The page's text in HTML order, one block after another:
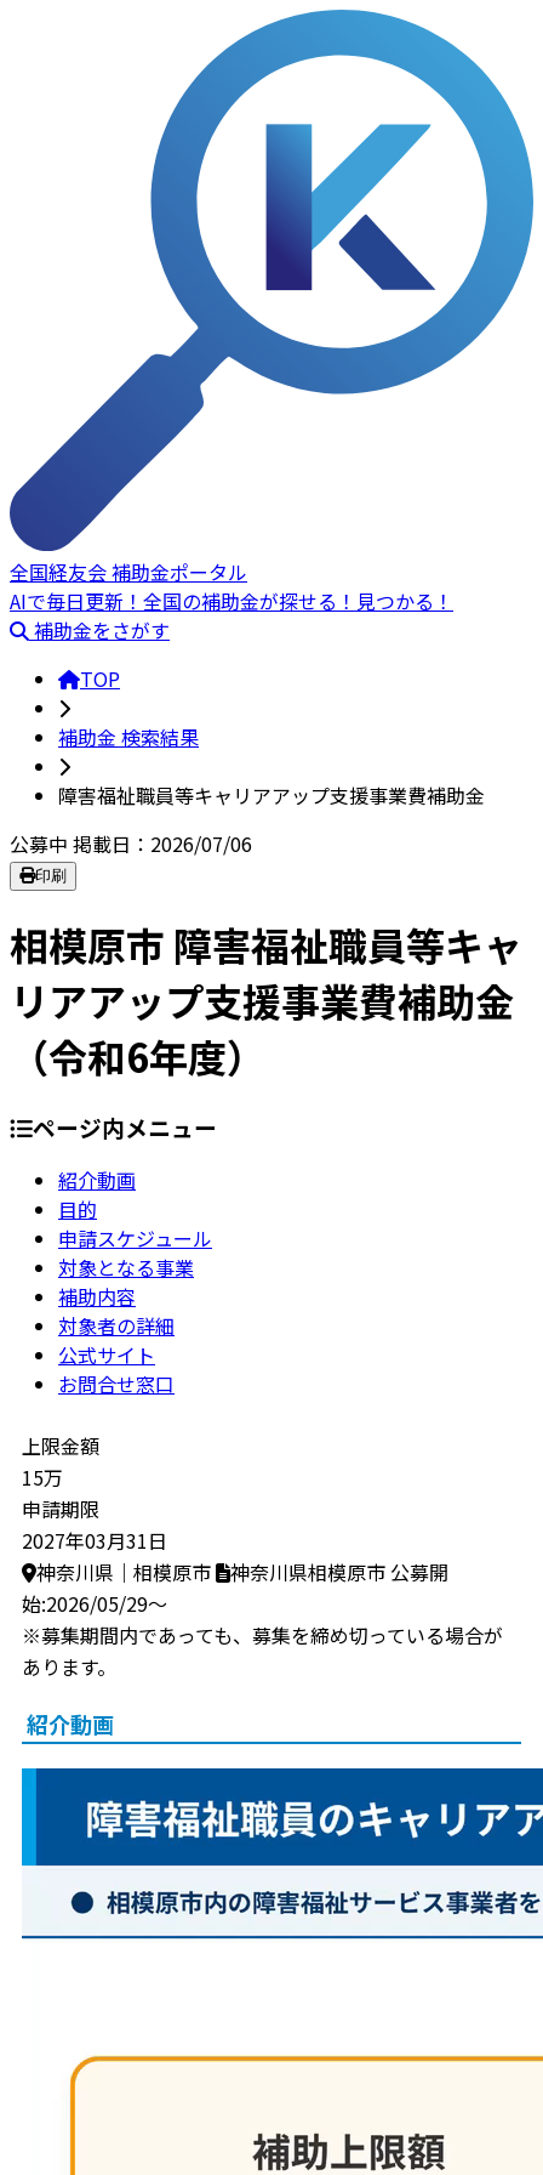
全国経友会 補助金ポータル
AIで毎日更新！全国の補助金が探せる！見つかる！
補助金をさがす
TOP
補助金 検索結果
障害福祉職員等キャリアアップ支援事業費補助金
公募中 掲載日：2026/07/06
印刷
相模原市 障害福祉職員等キャ
リアアップ支援事業費補助金
（令和6年度）
ページ内メニュー
紹介動画
目的
申請スケジュール
対象となる事業
補助内容
対象者の詳細
公式サイト
お問合せ窓口
上限金額
15万
申請期限
2027年03月31日
神奈川県｜相模原市
神奈川県相模原市 公募開
始:2026/05/29～
※募集期間内であっても、募集を締め切っている場合が
あります。
紹介動画